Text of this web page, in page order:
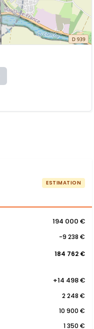
ESTIMATION
194 000 €
-9 238 €
184 762 €
+14 498 €
2 248 €
10 900 €
1 350 €